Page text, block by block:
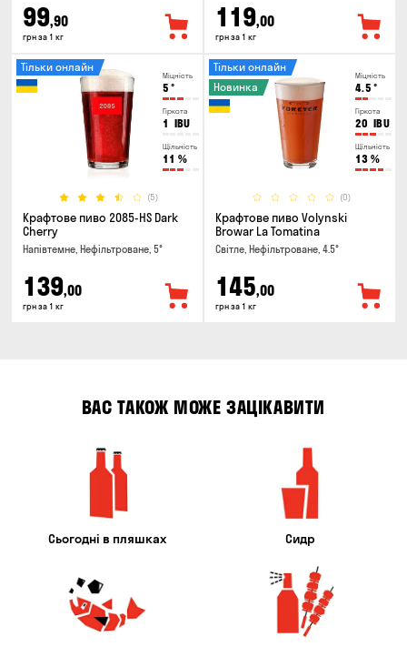
99,90
грн за 1 кг
119,00
грн за 1 кг
Міцність
5 °
Гіркота
1 IBU
Щільність
11 %
(5)
Тільки онлайн
Крафтове пиво 2085-HS Dark
Cherry
Напівтемне, Нефільтроване, 5°
139,00
грн за 1 кг
Міцність
4.5 °
Гіркота
20 IBU
Щільність
13 %
(0)
Тільки онлайн
Новинка
Крафтове пиво Volynski
Browar La Tomatina
Світле, Нефільтроване, 4.5°
145,00
грн за 1 кг
ВАС ТАКОЖ МОЖЕ ЗАЦІКАВИТИ
Сьогодні в пляшках Сидр